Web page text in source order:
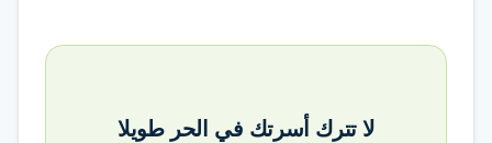
لا تترك أسرتك في الحر طويلا